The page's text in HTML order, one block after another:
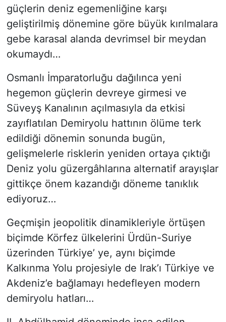
güçlerin deniz egemenliğine karşı
geliştirilmiş dönemine göre büyük kırılmalara
gebe karasal alanda devrimsel bir meydan
okumaydı…
Osmanlı İmparatorluğu dağılınca yeni
hegemon güçlerin devreye girmesi ve
Süveyş Kanalının açılmasıyla da etkisi
zayıflatılan Demiryolu hattının ölüme terk
edildiği dönemin sonunda bugün,
gelişmelerle risklerin yeniden ortaya çıktığı
Deniz yolu güzergâhlarına alternatif arayışlar
gittikçe önem kazandığı döneme tanıklık
ediyoruz…
Geçmişin jeopolitik dinamikleriyle örtüşen
biçimde Körfez ülkelerini Ürdün-Suriye
üzerinden Türkiye’ ye, aynı biçimde
Kalkınma Yolu projesiyle de Irak’ı Türkiye ve
Akdeniz’e bağlamayı hedefleyen modern
demiryolu hatları…